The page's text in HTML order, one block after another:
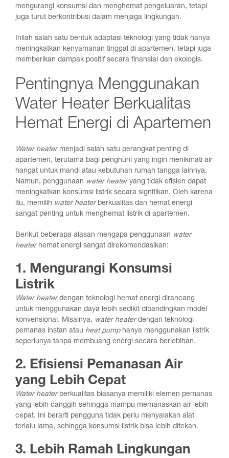
mengurangi konsumsi dan menghemat pengeluaran, tetapi
juga turut berkontribusi dalam menjaga lingkungan.
Inilah salah satu bentuk adaptasi teknologi yang tidak hanya
meningkatkan kenyamanan tinggal di apartemen, tetapi juga
memberikan dampak positif secara finansial dan ekologis.
Pentingnya Menggunakan
Water Heater Berkualitas
Hemat Energi di Apartemen
Water heatermenjadi salah satu perangkat penting di
apartemen, terutama bagi penghuni yang ingin menikmati air
hangat untuk mandi atau kebutuhan rumah tangga lainnya.
Namun, penggunaan water heateryang tidak efisien dapat
meningkatkan konsumsi listrik secara signifikan. Oleh karena
itu, memilih water heaterberkualitas dan hemat energi
sangat penting untuk menghemat listrik di apartemen.
Berikut beberapa alasan mengapa penggunaan water
heaterhemat energi sangat direkomendasikan:
1. Mengurangi Konsumsi
Listrik
Water heaterdengan teknologi hemat energi dirancang
untuk menggunakan daya lebih sedikit dibandingkan model
konvensional. Misalnya, water heaterdengan teknologi
pemanas instan atau heat pumphanya menggunakan listrik
seperlunya tanpa membuang energi secara berlebihan.
2. Efisiensi Pemanasan Air
yang Lebih Cepat
Water heaterberkualitas biasanya memiliki elemen pemanas
yang lebih canggih sehingga mampu memanaskan air lebih
cepat. Ini berarti pengguna tidak perlu menyalakan alat
terlalu lama, sehingga konsumsi listrik bisa lebih ditekan.
3. Lebih Ramah Lingkungan